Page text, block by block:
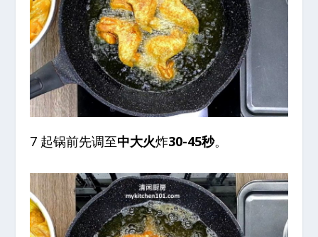
7 起锅前先调至中大火炸30-45秒。